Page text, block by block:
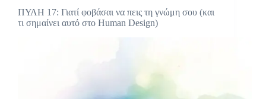
ΠΥΛΗ 17: Γιατί φοβάσαι να πεις τη γνώμη σου (και
τι σημαίνει αυτό στο Human Design)